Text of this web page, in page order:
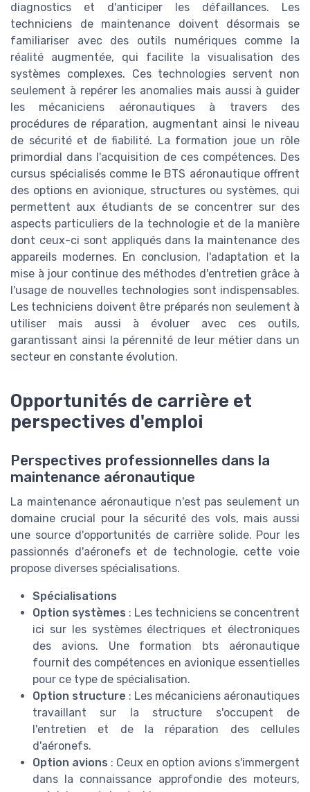
diagnostics et d'anticiper les défaillances. Les
techniciens de maintenance doivent désormais se
familiariser avec des outils numériques comme la
réalité augmentée, qui facilite la visualisation des
systèmes complexes. Ces technologies servent non
seulement à repérer les anomalies mais aussi à guider
les mécaniciens aéronautiques à travers des
procédures de réparation, augmentant ainsi le niveau
de sécurité et de fiabilité. La formation joue un rôle
primordial dans l'acquisition de ces compétences. Des
cursus spécialisés comme le BTS aéronautique offrent
des options en avionique, structures ou systèmes, qui
permettent aux étudiants de se concentrer sur des
aspects particuliers de la technologie et de la manière
dont ceux-ci sont appliqués dans la maintenance des
appareils modernes. En conclusion, l'adaptation et la
mise à jour continue des méthodes d'entretien grâce à
l'usage de nouvelles technologies sont indispensables.
Les techniciens doivent être préparés non seulement à
utiliser mais aussi à évoluer avec ces outils,
garantissant ainsi la pérennité de leur métier dans un
secteur en constante évolution.
Opportunités de carrière et
perspectives d'emploi
Perspectives professionnelles dans la
maintenance aéronautique
La maintenance aéronautique n'est pas seulement un
domaine crucial pour la sécurité des vols, mais aussi
une source d'opportunités de carrière solide. Pour les
passionnés d'aéronefs et de technologie, cette voie
propose diverses spécialisations.
Spécialisations
Option systèmes : Les techniciens se concentrent
ici sur les systèmes électriques et électroniques
des avions. Une formation bts aéronautique
fournit des compétences en avionique essentielles
pour ce type de spécialisation.
Option structure : Les mécaniciens aéronautiques
travaillant sur la structure s'occupent de
l'entretien et de la réparation des cellules
d'aéronefs.
Option avions : Ceux en option avions s'immergent
dans la connaissance approfondie des moteurs,